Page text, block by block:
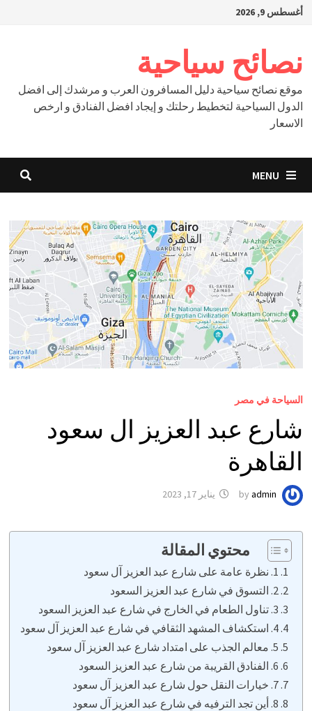
Skipأغسطس 9, 2026
نصائح سياحية
موقع نصائح سياحية دليل المسافرون العرب و مرشدك إلى افضل
الدول السياحية لتخطيط رحلتك و إيجاد افضل الفنادق و ارخص
الاسعار
MENU
السياحة في مصر
شارع عبد العزيز ال سعود
القاهرة
byadmin يناير 17, 2023
محتوي المقالة
1. نظرة عامة على شارع عبد العزيز آل سعود
2. التسوق في شارع عبد العزيز السعود
3. تناول الطعام في الخارج في شارع عبد العزيز السعود
4. استكشاف المشهد الثقافي في شارع عبد العزيز آل سعود
5. معالم الجذب على امتداد شارع عبد العزيز آل سعود
6. الفنادق القريبة من شارع عبد العزيز السعود
7. خيارات النقل حول شارع عبد العزيز آل سعود
8. أين تجد الترفيه في شارع عبد العزيز آل سعود